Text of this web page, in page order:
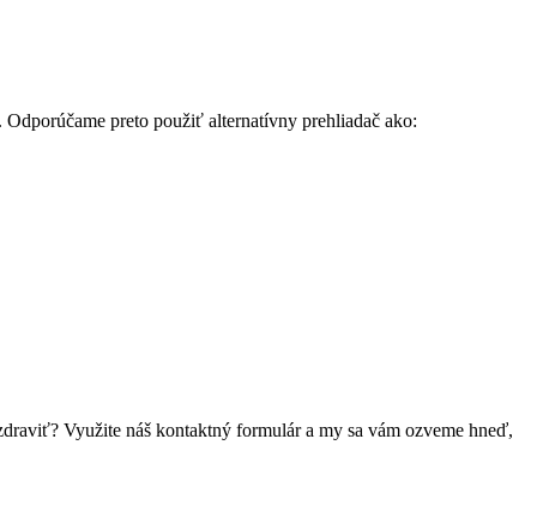
preto použiť alternatívny prehliadač ako:
Využite náš kontaktný formulár a my sa vám ozveme hneď,